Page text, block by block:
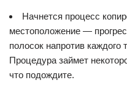
Начнется процесс
местоположение —
полосок напротив каждого
Процедура займет
что подождите.